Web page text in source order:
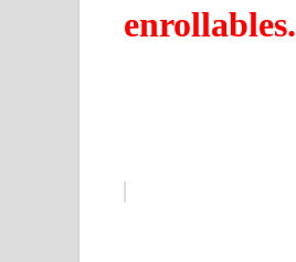
enrollables.